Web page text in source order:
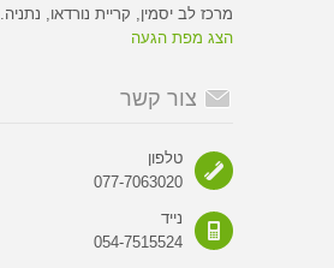
מרכז לב יסמין, קריית נורדאו, נתניה.
הצג מפת הגעה
צור קשר
טלפון
077-7063020
נייד
054-7515524